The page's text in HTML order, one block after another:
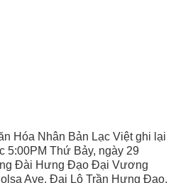
Hóa Nhân Bản Lạc Việt ghi lại
5:00PM Thứ Bảy, ngày 29
Đài Hưng Đạo Đại Vương
Ave. Đại Lộ Trần Hưng Đạo,